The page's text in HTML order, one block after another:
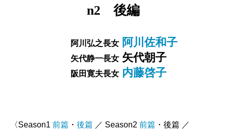
n2 後編
阿川弘之長女 阿川佐和子
矢代静一長女 矢代朝子
阪田寛夫長女 内藤啓子
〈Season1 前篇 ・ 後篇 ／ Season2 前篇 ・後篇 ／